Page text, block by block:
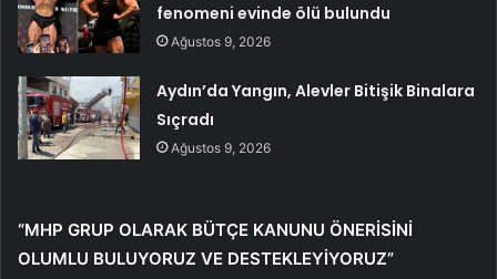
fenomeni evinde ölü bulundu
Ağustos 9, 2026
Aydın’da Yangın, Alevler Bitişik Binalara
Sıçradı
Ağustos 9, 2026
“MHP GRUP OLARAK BÜTÇE KANUNU ÖNERİSİNİ
OLUMLU BULUYORUZ VE DESTEKLEYİYORUZ”